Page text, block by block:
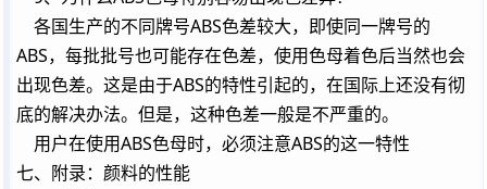
各国生产的不同牌号ABS色差较大，即使同一牌号的
ABS，每批批号也可能存在色差，使用色母着色后当然也会
出现色差。这是由于ABS的特性引起的，在国际上还没有彻
底的解决办法。但是，这种色差一般是不严重的。
用户在使用ABS色母时，必须注意ABS的这一特性
七、附录：颜料的性能